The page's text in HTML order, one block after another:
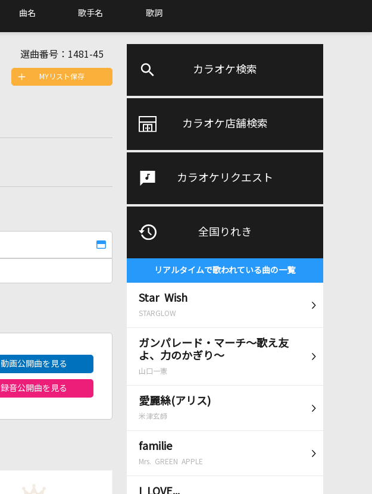
曲名 歌手名 歌詞
カラオケ検索
カラオケ店舗検索
カラオケリクエスト
全国りれき
リアルタイムで歌われている曲の一覧
Star Wish
STARGLOW
ガンパレード・マーチ～歌え友
よ、力のかぎり～
山口一憲
愛麗絲(アリス)
米津玄師
familie
Mrs. GREEN APPLE
I LOVE...
選曲番号： 1481-45
MYリスト保存
動画公開曲を見る
録音公開曲を見る